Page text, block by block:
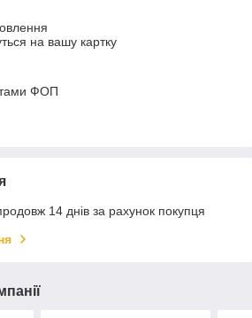
на вашу картку
ФОП
14 днів за рахунок покупця